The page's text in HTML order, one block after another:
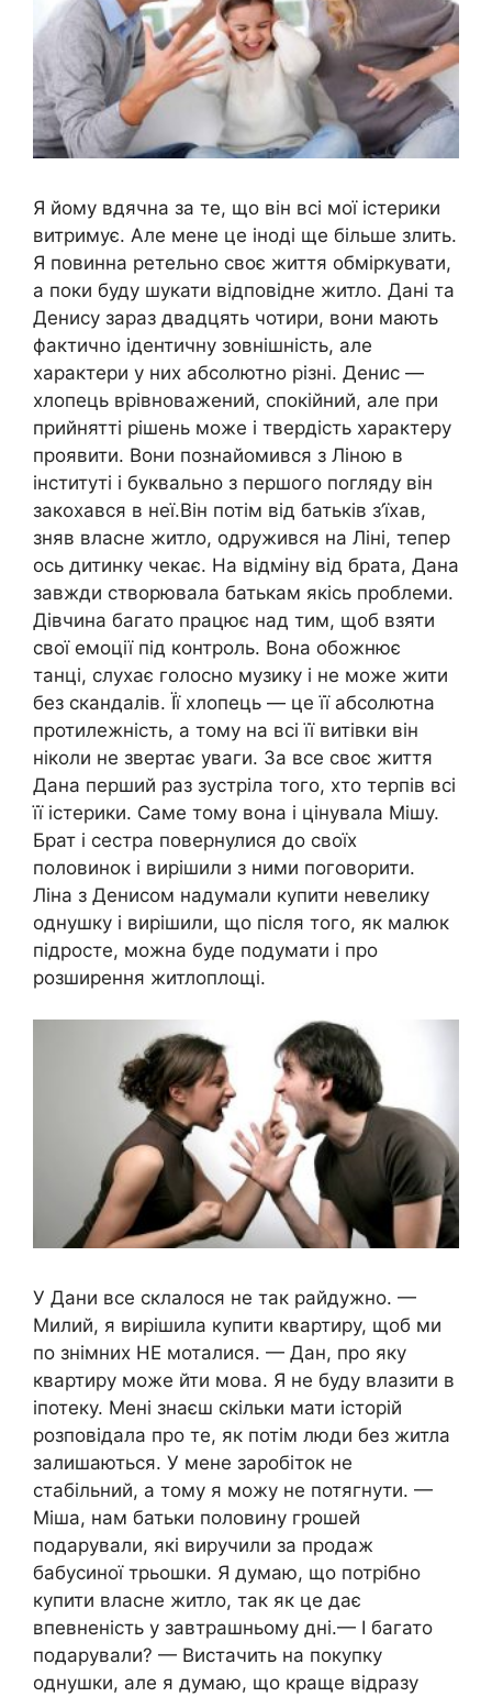
Я йому вдячна за те, що він всі мої істерики
витримує. Але мене це іноді ще більше злить.
Я повинна ретельно своє життя обміркувати,
а поки буду шукати відповідне житло. Дані та
Денису зараз двадцять чотири, вони мають
фактично ідентичну зовнішність, але
характери у них абсолютно різні. Денис —
хлопець врівноважений, спокійний, але при
прийнятті рішень може і твердість характеру
проявити. Вони познайомився з Ліною в
інституті і буквально з першого погляду він
закохався в неї.Він потім від батьків з’їхав,
зняв власне житло, одружився на Ліні, тепер
ось дитинку чекає. На відміну від брата, Дана
завжди створювала батькам якісь проблеми.
Дівчина багато працює над тим, щоб взяти
свої емоції під контроль. Вона обожнює
танці, слухає голосно музику і не може жити
без скандалів. Її хлопець — це її абсолютна
протилежність, а тому на всі її витівки він
ніколи не звертає уваги. За все своє життя
Дана перший раз зустріла того, хто терпів всі
її істерики. Саме тому вона і цінувала Мішу.
Брат і сестра повернулися до своїх
половинок і вирішили з ними поговорити.
Ліна з Денисом надумали купити невелику
однушку і вирішили, що після того, як малюк
підросте, можна буде подумати і про
розширення житлоплощі.
У Дани все склалося не так райдужно. —
Милий, я вирішила купити квартиру, щоб ми
по знімних НЕ моталися. — Дан, про яку
квартиру може йти мова. Я не буду влазити в
іпотеку. Мені знаєш скільки мати історій
розповідала про те, як потім люди без житла
залишаються. У мене заробіток не
стабільний, а тому я можу не потягнути. —
Міша, нам батьки половину грошей
подарували, які виручили за продаж
бабусиної трьошки. Я думаю, що потрібно
купити власне житло, так як це дає
впевненість у завтрашньому дні.— І багато
подарували? — Вистачить на покупку
однушки, але я думаю, що краще відразу